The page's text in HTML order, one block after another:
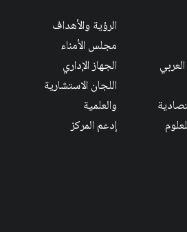
الرؤية والأهداف
مجلس الأمناء
الجهاز الإداري
اللجان الاستشارية
والعلمية
إدعم المركز